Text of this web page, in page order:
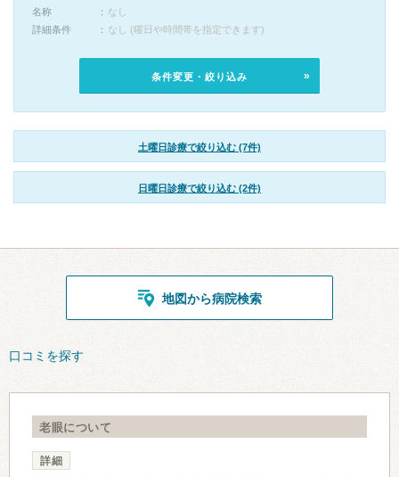
名称
なし
詳細条件
なし (曜日や時間帯を指定できます)
条件変更・絞り込み
土曜日診療で絞り込む (7件)
日曜日診療で絞り込む (2件)
地図から病院検索
口コミを探す
老眼について
詳細